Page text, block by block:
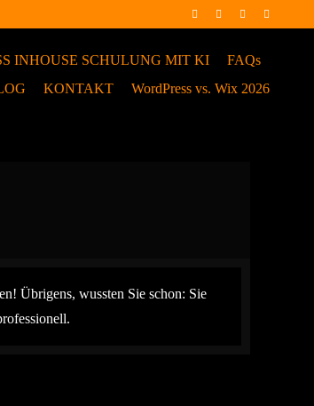
INHOUSE SCHULUNG MIT KI
FAQs
KONTAKT WordPress vs. Wix 2026
Übrigens, wussten Sie schon: Sie